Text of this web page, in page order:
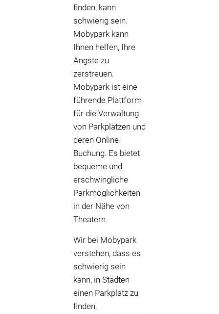
finden, kann
schwierig sein.
Mobypark kann
Ihnen helfen, Ihre
Ängste zu
zerstreuen.
Mobypark ist eine
führende Plattform
für die Verwaltung
von Parkplätzen und
deren Online-
Buchung. Es bietet
bequeme und
erschwingliche
Parkmöglichkeiten
in der Nähe von
Theatern.
Wir bei Mobypark
verstehen, dass es
schwierig sein
kann, in Städten
einen Parkplatz zu
finden,